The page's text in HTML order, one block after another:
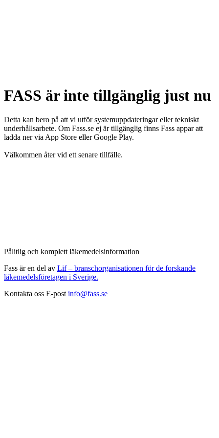
FASS är inte tillgänglig just nu
Detta kan bero på att vi utför systemuppdateringar eller tekniskt
underhållsarbete. Om Fass.se ej är tillgänglig finns Fass appar att
ladda ner via App Store eller Google Play.
Välkommen åter vid ett senare tillfälle.
Pålitlig och komplett läkemedelsinformation
Fass är en del av Lif – branschorganisationen för de forskande
läkemedelsföretagen i Sverige.
Kontakta oss E-post info@fass.se